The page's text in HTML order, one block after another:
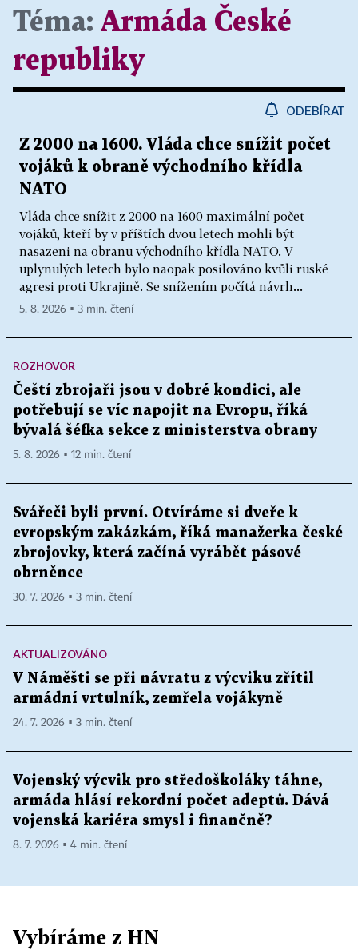
Téma: Armáda České
republiky
ODEBÍRAT
Z 2000 na 1600. Vláda chce snížit počet
vojáků k obraně východního křídla
NATO
Vláda chce snížit z 2000 na 1600 maximální počet
vojáků, kteří by v příštích dvou letech mohli být
nasazeni na obranu východního křídla NATO. V
uplynulých letech bylo naopak posilováno kvůli ruské
agresi proti Ukrajině. Se snížením počítá návrh...
5. 8. 2026 ▪ 3 min. čtení
ROZHOVOR
Čeští zbrojaři jsou v dobré kondici, ale
potřebují se víc napojit na Evropu, říká
bývalá šéfka sekce z ministerstva obrany
5. 8. 2026 ▪ 12 min. čtení
Svářeči byli první. Otvíráme si dveře k
evropským zakázkám, říká manažerka české
zbrojovky, která začíná vyrábět pásové
obrněnce
30. 7. 2026 ▪ 3 min. čtení
AKTUALIZOVÁNO
V Náměšti se při návratu z výcviku zřítil
armádní vrtulník, zemřela vojákyně
24. 7. 2026 ▪ 3 min. čtení
Vojenský výcvik pro středoškoláky táhne,
armáda hlásí rekordní počet adeptů. Dává
vojenská kariéra smysl i finančně?
8. 7. 2026 ▪ 4 min. čtení
Vybíráme z HN